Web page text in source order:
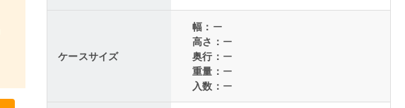
ケースサイズ
幅： ー
高さ： ー
奥行： ー
重量： ー
入数： ー